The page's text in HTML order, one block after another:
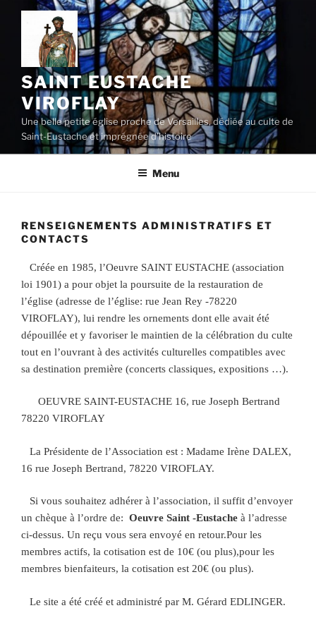
Aller
contenu
principal
SAINT EUSTACHE
VIROFLAY
Une belle petite église proche de Versailles, dédiée au culte de
Saint-Eustache et imprégnée d’histoire
Menu
RENSEIGNEMENTS ADMINISTRATIFS ET
CONTACTS
Créée en 1985, l’Oeuvre SAINT EUSTACHE (association
loi 1901) a pour objet la poursuite de la restauration de
l’église (adresse de l’église: rue Jean Rey -78220
VIROFLAY), lui rendre les ornements dont elle avait été
dépouillée et y favoriser le maintien de la célébration du culte
tout en l’ouvrant à des activités culturelles compatibles avec
sa destination première (concerts classiques, expositions …).
OEUVRE SAINT-EUSTACHE 16, rue Joseph Bertrand
78220 VIROFLAY
La Présidente de l’Association est : Madame Irène DALEX,
16 rue Joseph Bertrand, 78220 VIROFLAY.
Si vous souhaitez adhérer à l’association, il suffit d’envoyer
un chèque à l’ordre de: Oeuvre Saint -Eustache à l’adresse
ci-dessus. Un reçu vous sera envoyé en retour.Pour les
membres actifs, la cotisation est de 10€ (ou plus),pour les
membres bienfaiteurs, la cotisation est 20€ (ou plus).
Le site a été créé et administré par M. Gérard EDLINGER.